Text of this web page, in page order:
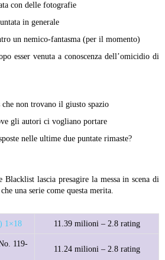
con delle fotografie
in generale
un nemico-fantasma (per il momento)
esser venuta a conoscenza dell’omicidio di
non trovano il giusto spazio
gli autori ci vogliano portare
nelle ultime due puntate rimaste?
lascia presagire la messa in scena di
una serie come questa merita.
1×18 11.39 milioni – 2.8 rating
119-
11.24 milioni – 2.8 rating